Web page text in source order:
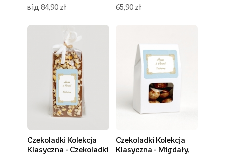
від 84,90 zł
65,90 zł
Czekoladki Kolekcja
Klasyczna - Czekoladki
Czekoladki Kolekcja
Klasyczna - Migdały,